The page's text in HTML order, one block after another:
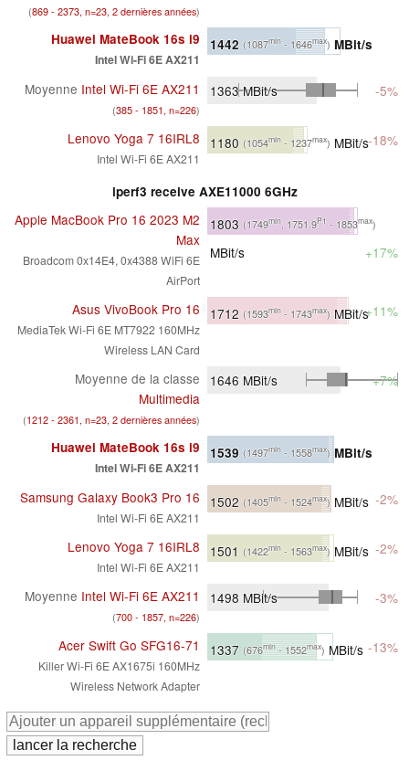
(869 - 2373, n=23, 2 dernières années)
Huawei MateBook 16s i9
Intel Wi-Fi 6E AX211
1442 (1087min - 1646max) MBit/s
Moyenne Intel Wi-Fi 6E AX211
(385 - 1851, n=226)
1363MBit/s -5%
Lenovo Yoga 7 16IRL8
Intel Wi-Fi 6E AX211
1180 (1054min - 1237max) MBit/s-18%
iperf3 receive AXE11000 6GHz
Apple MacBook Pro 16 2023 M2
Max
Broadcom 0x14E4, 0x4388 WiFi 6E
AirPort
1803 (1749min, 1751.9P1 - 1853max)
MBit/s +17%
Asus VivoBook Pro 16
MediaTek Wi-Fi 6E MT7922 160MHz
Wireless LAN Card
1712 (1593min - 1743max) MBit/s+11%
Moyenne de la classe
Multimedia
(1212 - 2361, n=23, 2 dernières années)
1646 MBit/s +7%
Huawei MateBook 16s i9
Intel Wi-Fi 6E AX211
1539 (1497min - 1558max)MBit/s
Samsung Galaxy Book3 Pro 16
Intel Wi-Fi 6E AX211
1502 (1405min - 1524max) MBit/s -2%
Lenovo Yoga 7 16IRL8
Intel Wi-Fi 6E AX211
1501 (1422min - 1563max) MBit/s -2%
Moyenne Intel Wi-Fi 6E AX211
(700 - 1857, n=226)
1498 MBit/s -3%
Acer Swift Go SFG16-71
Killer Wi-Fi 6E AX1675i 160MHz
Wireless Network Adapter
1337 (676min- 1552max) MBit/s -13%